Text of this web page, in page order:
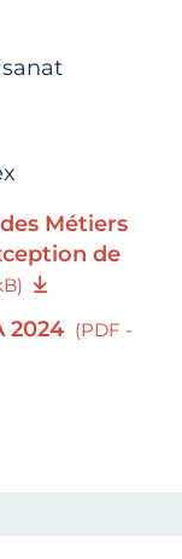
Métiers
de
2024 (PDF -